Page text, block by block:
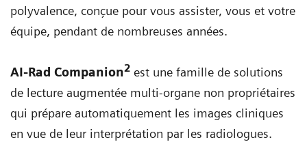
polyvalence, conçue pour vous assister, vous et votre
équipe, pendant de nombreuses années.
AI-Rad Companion2 est une famille de solutions
de lecture augmentée multi-organe non propriétaires
qui prépare automatiquement les images cliniques
en vue de leur interprétation par les radiologues.